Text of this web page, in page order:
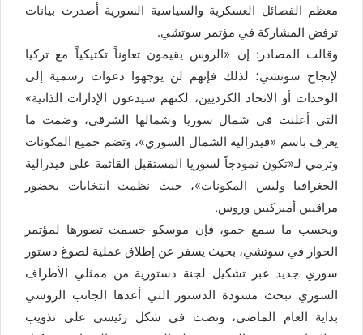
معظم الفصائل العسكرية والسياسية السورية أصدرت بيانات
ترفض المشاركة في مؤتمر سوتشي.
وقالت المصادر: إن «الروس يقيمون تعاوناً تكتيكياً مع تركيا
لإنجاح سوتشي؛ لذلك فإنهم لن يوجهوا دعوات رسمية إلى
الوحدات أو الاتحاد الكرديين، لكنهم سيدعون الإدارات الذاتية»
التي أعلنت في شمال سوريا وشمالها الشرقي، وضمت ما
يعرف باسم «فيدرالية الشمال السوري»، وتضم جميع المكونات
وترمي لـ«تكون نموذجاً لسوريا المستقبل القائمة على فيدرالية
الجغرافيا وليس المكونات»، حيث نظمت انتخابات بحضور
مراقبين أميركيين وروس.
وبحسب ما سمع حمو، فإن موسكو حسمت تصورها لمؤتمر
الحوار في سوتشي، بحيث يسفر عن إطلاق عملية لصوغ دستور
سوري جديد عبر تشكيل لجنة دستورية من ممثلي الأطراف
السوري تبحث مسودة الدستور التي أعدها الجانب الروسي
بداية العام الماضي، ونصت في شكل رئيسي على تذويب